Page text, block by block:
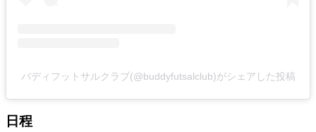
バディフットサルクラブ(@buddyfutsalclub)がシェアした投稿
日程